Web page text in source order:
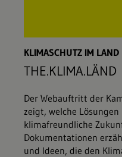
KLIMASCHUTZ IM LAND
THE.KLIMA.LÄND
Der Webauftritt der
zeigt, welche
klimafreundliche
Dokumentationen
und Ideen, die den